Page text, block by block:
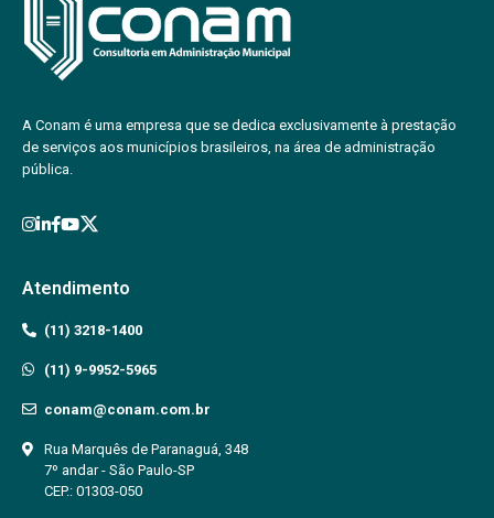
A Conam é uma empresa que se dedica exclusivamente à prestação
de serviços aos municípios brasileiros, na área de administração
pública.
Atendimento
(11) 3218-1400
(11) 9-9952-5965
conam@conam.com.br
Rua Marquês de Paranaguá, 348
7º andar - São Paulo-SP
CEP.: 01303-050